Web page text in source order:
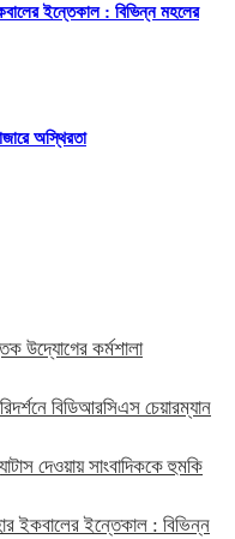
ইন্তেকাল : বিভিন্ন মহলের
অস্থিরতা
উদ্যোগের কর্মশালা
বিডিআরসিএস চেয়ারম্যান
দেওয়ায় সাংবাদিককে হুমকি
ইকবালের ইন্তেকাল : বিভিন্ন